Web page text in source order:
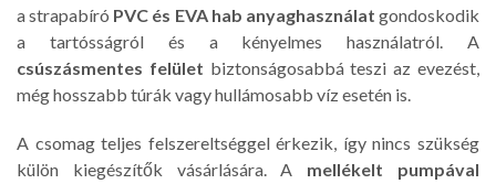
a strapabíró PVC és EVA hab anyaghasználat gondoskodik
a tartósságról és a kényelmes használatról. A
csúszásmentes felület biztonságosabbá teszi az evezést,
még hosszabb túrák vagy hullámosabb víz esetén is.
A csomag teljes felszereltséggel érkezik, így nincs szükség
külön kiegészítők vásárlására. A mellékelt pumpával